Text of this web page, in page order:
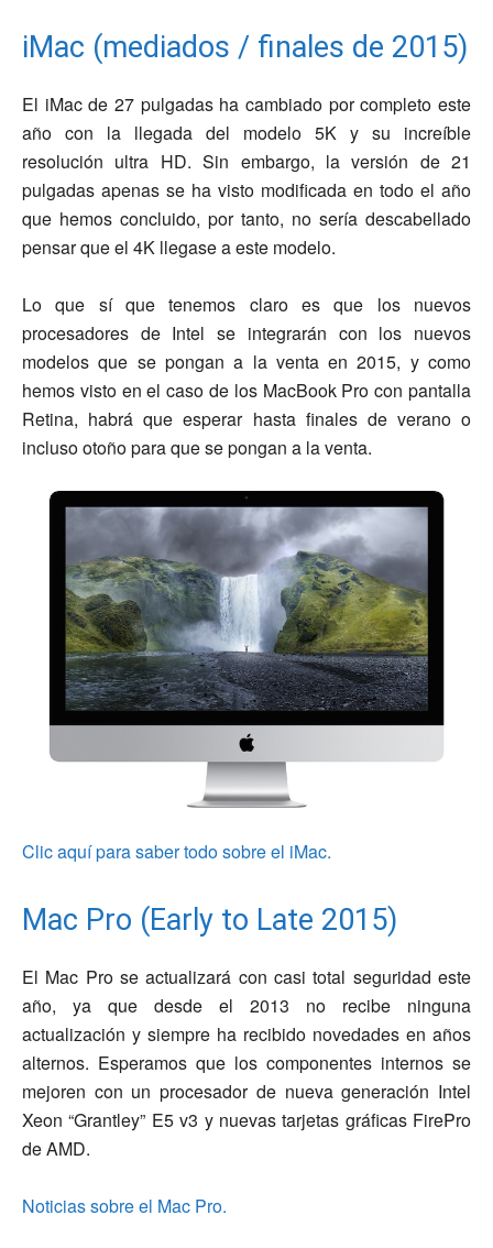
iMac (mediados / finales de 2015)
El iMac de 27 pulgadas ha cambiado por completo este
año con la llegada del modelo 5K y su increíble
resolución ultra HD. Sin embargo, la versión de 21
pulgadas apenas se ha visto modificada en todo el año
que hemos concluido, por tanto, no sería descabellado
pensar que el 4K llegase a este modelo.
Lo que sí que tenemos claro es que los nuevos
procesadores de Intel se integrarán con los nuevos
modelos que se pongan a la venta en 2015, y como
hemos visto en el caso de los MacBook Pro con pantalla
Retina, habrá que esperar hasta finales de verano o
incluso otoño para que se pongan a la venta.
Clic aquí para saber todo sobre el iMac.
Mac Pro (Early to Late 2015)
El Mac Pro se actualizará con casi total seguridad este
año, ya que desde el 2013 no recibe ninguna
actualización y siempre ha recibido novedades en años
alternos. Esperamos que los componentes internos se
mejoren con un procesador de nueva generación Intel
Xeon “Grantley” E5 v3 y nuevas tarjetas gráficas FirePro
de AMD.
Noticias sobre el Mac Pro.